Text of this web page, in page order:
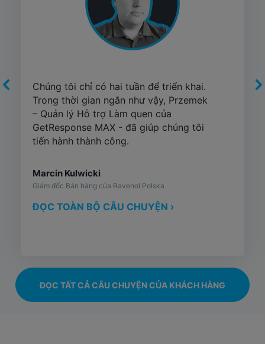
Chúng tôi chỉ có hai tuần để triển khai.
Trong thời gian ngắn như vậy, Przemek
– Quản lý Hỗ trợ Làm quen của
GetResponse MAX - đã giúp chúng tôi
tiến hành thành công.
Marcin Kulwicki
Giám đốc Bán hàng của Ravenol Polska
ĐỌC TOÀN BỘ CÂU CHUYỆN ›
ĐỌC TẤT CẢ CÂU CHUYỆN CỦA KHÁCH HÀNG